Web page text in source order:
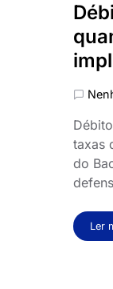
taxas
do
Ler